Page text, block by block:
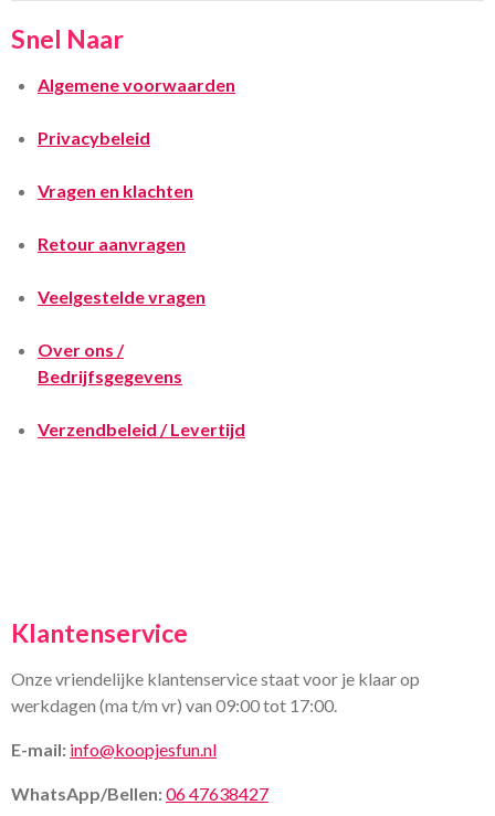
Snel Naar
Algemene voorwaarden
Privacybeleid
Vragen en klachten
Retour aanvragen
Veelgestelde vragen
Over ons /
Bedrijfsgegevens
Verzendbeleid / Levertijd
Klantenservice
Onze vriendelijke klantenservice staat voor je klaar op
werkdagen (ma t/m vr) van 09:00 tot 17:00.
E-mail: info@koopjesfun.nl
WhatsApp/Bellen:06 47638427